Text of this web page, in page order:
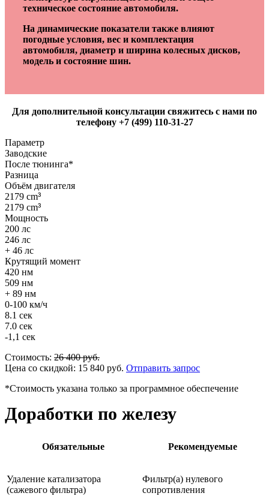
техническое состояние автомобиля.
На динамические показатели также влияют
погодные условия, вес и комплектация
автомобиля, диаметр и ширина колесных дисков,
модель и состояние шин.
Для дополнительной консультации свяжитесь с нами по
телефону +7 (499) 110-31-27
Параметр
Заводские
После тюнинга*
Разница
Объём двигателя
2179 cm³
2179 cm³
Мощность
200 лс
246 лс
+ 46 лс
Крутящий момент
420 нм
509 нм
+ 89 нм
0-100 км/ч
8.1 сек
7.0 сек
-1,1 сек
Стоимость: 26 400руб.
Цена со скидкой: 15 840 руб. Отправить запрос
*Стоимость указана только за программное обеспечение
Доработки по железу
Обязательные Рекомендуемые
Удаление катализатора
(сажевого фильтра)
Фильтр(а) нулевого
сопротивления